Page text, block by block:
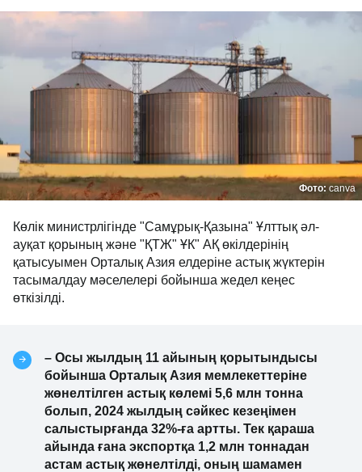
Фото: canva
Көлік министрлігінде "Самұрық-Қазына" Ұлттық әл-
ауқат қорының және "ҚТЖ" ҰК" АҚ өкілдерінің
қатысуымен Орталық Азия елдеріне астық жүктерін
тасымалдау мәселелері бойынша жедел кеңес
өткізілді.
– Осы жылдың 11 айының қорытындысы
бойынша Орталық Азия мемлекеттеріне
жөнелтілген астық көлемі 5,6 млн тонна
болып, 2024 жылдың сәйкес кезеңімен
салыстырғанда 32%-ға артты. Тек қараша
айында ғана экспортқа 1,2 млн тоннадан
астам астық жөнелтілді, оның шамамен